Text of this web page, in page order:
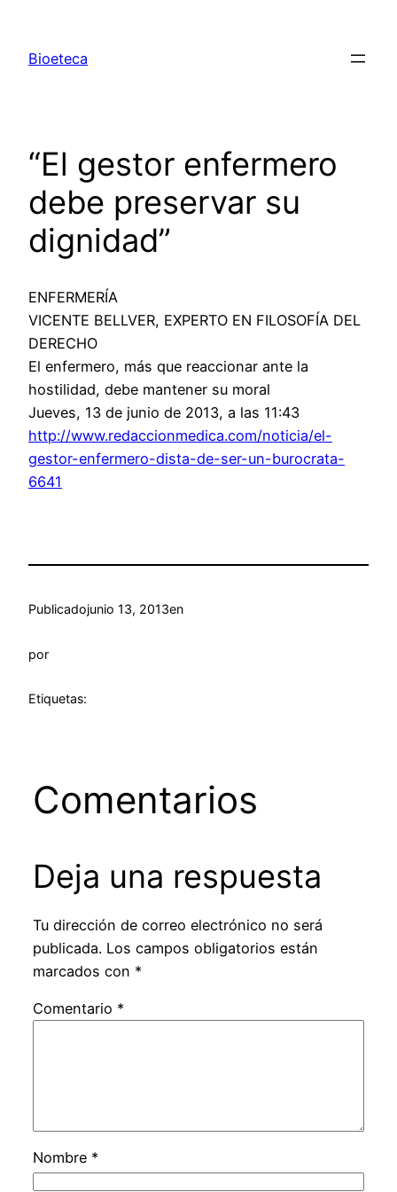
contenido
Bioeteca
“El gestor enfermero
debe preservar su
dignidad”
ENFERMERÍA
VICENTE BELLVER, EXPERTO EN FILOSOFÍA DEL
DERECHO
El enfermero, más que reaccionar ante la
hostilidad, debe mantener su moral
Jueves, 13 de junio de 2013, a las 11:43
http://www.redaccionmedica.com/noticia/el-
gestor-enfermero-dista-de-ser-un-burocrata-
6641
Publicadojunio 13, 2013en
por
Etiquetas:
Comentarios
Deja una respuesta
Tu dirección de correo electrónico no será
publicada. Los campos obligatorios están
marcados con *
Comentario *
Nombre *